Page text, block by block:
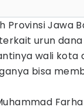
Provinsi Jawa
urun
wali
bisa